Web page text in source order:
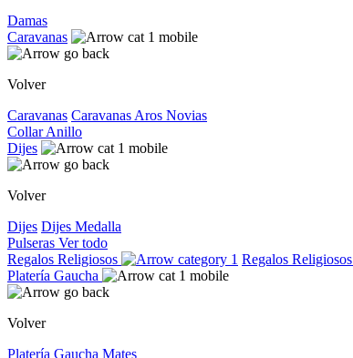
Damas
Caravanas
Volver
Caravanas Caravanas Aros Novias
CollarAnillo
Dijes
Volver
Dijes Dijes Medalla
Pulseras Ver todo
Regalos Religiosos
Regalos Religiosos
Platería Gaucha
Volver
Platería Gaucha Mates